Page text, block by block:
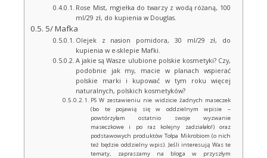
Rose Mist, mgiełka do twarzy z wodą różaną, 100
ml/29 zł, do kupienia w Douglas.
5/ Mafka
Olejek z nasion pomidora, 30 ml/29 zł, do
kupienia w e-sklepie Mafki.
A jakie są Wasze ulubione polskie kosmetyki? Czy,
podobnie jak my, macie w planach wspierać
polskie marki i kupować w tym roku więcej
naturalnych, polskich kosmetyków?
PS W zestawieniu nie widzicie żadnych maseczek
(bo te pojawią się w oddzielnym wpisie –
powtórzyłam ostatnio swoje wyzwanie
maseczkowe i po raz kolejny zadziałało!) oraz
podstawowych produktów Tołpa Mikrobiom (o nich
też będzie oddzielny wpis). Jeśli interesują Was te
tematy, zapraszamy na bloga w przyszłym